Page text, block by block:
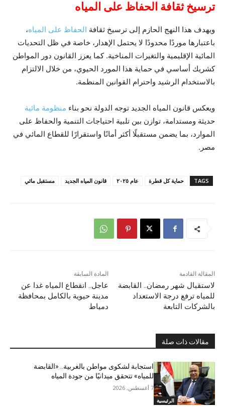
ترسيخ ثقافة الحفاظ على المياه
ويهدف هذا النهج الحازم إلى ترسيخ ثقافة الحفاظ على المياه،
باعتبارها موردًا محدودًا لا يحتمل الإهدار، خاصة في ظل التحديات
المائية الإقليمية والتغيرات المناخية. كما يعزز القانون دور المواطن
كشريك أساسي في حماية هذا المورد الحيوي، من خلال الالتزام
بالاستخدام الرشيد واحترام القوانين المنظمة.
ويعكس قانون المياه الجديد توجه الدولة نحو بناء منظومة مائية
حديثة ومستدامة، توازن بين تلبية احتياجات التنمية والحفاظ على
الموارد، بما يضمن مستقبلًا أكثر أمانًا واستقرارًا للقطاع المائي في
مصر.
TAGS حماية كل قطرة عام ٢٠٢٥ قانون المياه الجديد مستقبل مائي
المادة السابقة
عاجل.. انقطاع المياه غدا عن
مدينة حيوية بالكامل بمحافظة
دمياط
المقالة القادمة
لاستقبال شهر رمضان.. القابضة
للمياه ترفع درجة الاستعداد
بالشركات التابعة
مقالات ذات صلة
الرئيسية
استجابة لشكوى مواطن بالغربية.. «القابضة
للمياه» تتحقق ميدانيًا من جودة المياه
7 أغسطس, 2026